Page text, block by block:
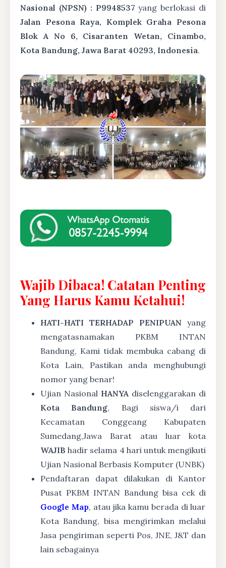
Nasional (NPSN) : P9948537 yang berlokasi di
Jalan Pesona Raya, Komplek Graha Pesona
Blok A No 6, Cisaranten Wetan, Cinambo,
Kota Bandung, Jawa Barat 40293, Indonesia.
Wajib Dibaca! Catatan Penting
Yang Harus Kamu Ketahui!
HATI-HATI TERHADAP PENIPUAN yang
mengatasnamakan PKBM INTAN
Bandung, Kami tidak membuka cabang di
Kota Lain, Pastikan anda menghubungi
nomor yang benar!
Ujian Nasional HANYA diselenggarakan di
Kota Bandung, Bagi siswa/i dari
Kecamatan Conggeang Kabupaten
Sumedang,Jawa Barat atau luar kota
WAJIB hadir selama 4 hari untuk mengikuti
Ujian Nasional Berbasis Komputer (UNBK)
Pendaftaran dapat dilakukan di Kantor
Pusat PKBM INTAN Bandung bisa cek di
Google Map, atau jika kamu berada di luar
Kota Bandung, bisa mengirimkan melalui
Jasa pengiriman seperti Pos, JNE, J&T dan
lain sebagainya